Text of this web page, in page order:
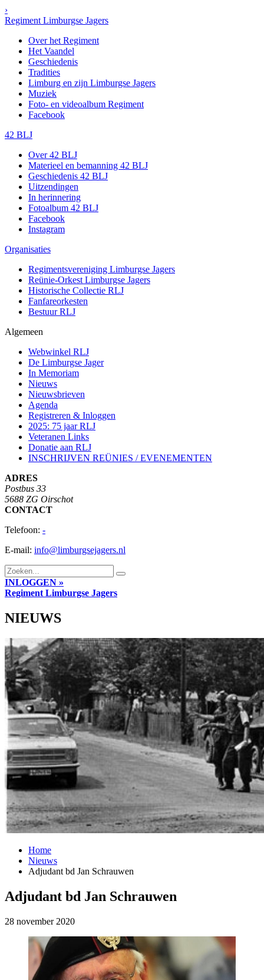
›
Regiment Limburgse Jagers
Over het Regiment
Het Vaandel
Geschiedenis
Tradities
Limburg en zijn Limburgse Jagers
Muziek
Foto- en videoalbum Regiment
Facebook
42 BLJ
Over 42 BLJ
Materieel en bemanning 42 BLJ
Geschiedenis 42 BLJ
Uitzendingen
In herinnering
Fotoalbum 42 BLJ
Facebook
Instagram
Organisaties
Regimentsvereniging Limburgse Jagers
Reünie-Orkest Limburgse Jagers
Historische Collectie RLJ
Fanfareorkesten
Bestuur RLJ
Algemeen
Webwinkel RLJ
De Limburgse Jager
In Memoriam
Nieuws
Nieuwsbrieven
Agenda
Registreren & Inloggen
2025: 75 jaar RLJ
Veteranen Links
Donatie aan RLJ
INSCHRIJVEN REÜNIES / EVENEMENTEN
ADRES
Postbus 33
5688 ZG Oirschot
CONTACT
Telefoon: -
E-mail: info@limburgsejagers.nl
INLOGGEN »
Regiment Limburgse Jagers
NIEUWS
Home
Nieuws
Adjudant bd Jan Schrauwen
Adjudant bd Jan Schrauwen
28 november 2020